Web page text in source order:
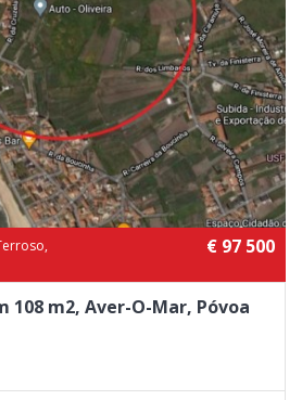
€ 97 500
108 m2, Aver-O-Mar, Póvoa